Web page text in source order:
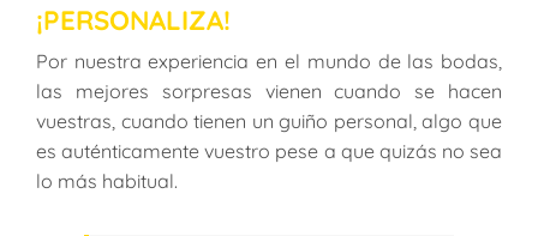
¡PERSONALIZA!
Por nuestra experiencia en el mundo de las bodas,
las mejores sorpresas vienen cuando se hacen
vuestras, cuando tienen un guiño personal, algo que
es auténticamente vuestro pese a que quizás no sea
lo más habitual.